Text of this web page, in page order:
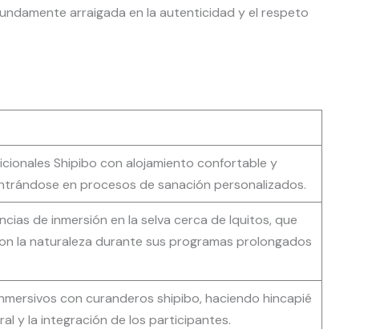
arraigada en la autenticidad y el respeto
Shipibo con alojamiento confortable y
en procesos de sanación personalizados.
de inmersión en la selva cerca de Iquitos, que
la naturaleza durante sus programas prolongados
con curanderos shipibo, haciendo hincapié
y la integración de los participantes.